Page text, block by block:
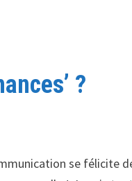
?
se félicite